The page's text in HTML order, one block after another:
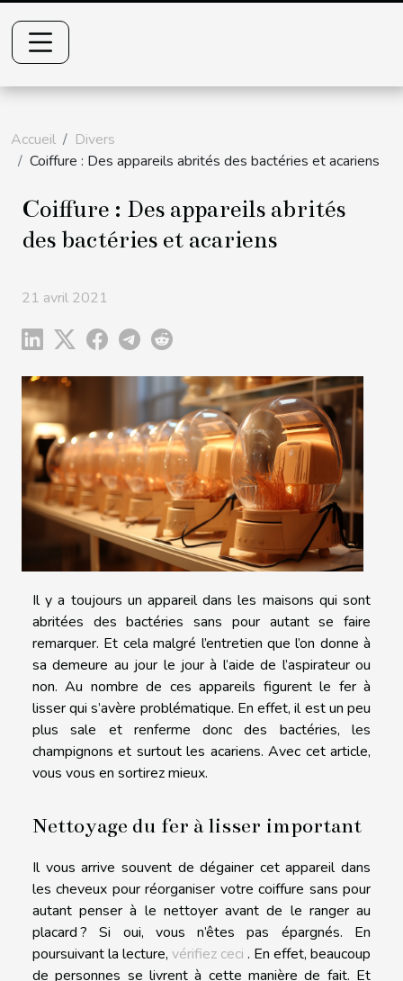
Accueil
Divers
Coiffure : Des appareils abrités des bactéries et acariens
Coiffure : Des appareils abrités
des bactéries et acariens
21 avril 2021
Il y a toujours un appareil dans les maisons qui sont
abritées des bactéries sans pour autant se faire
remarquer. Et cela malgré l’entretien que l’on donne à
sa demeure au jour le jour à l’aide de l’aspirateur ou
non. Au nombre de ces appareils figurent le fer à
lisser qui s’avère problématique. En effet, il est un peu
plus sale et renferme donc des bactéries, les
champignons et surtout les acariens. Avec cet article,
vous vous en sortirez mieux.
Nettoyage du fer à lisser important
Il vous arrive souvent de dégainer cet appareil dans
les cheveux pour réorganiser votre coiffure sans pour
autant penser à le nettoyer avant de le ranger au
placard ? Si oui, vous n’êtes pas épargnés. En
poursuivant la lecture, vérifiez ceci . En effet, beaucoup
de personnes se livrent à cette manière de fait. Et